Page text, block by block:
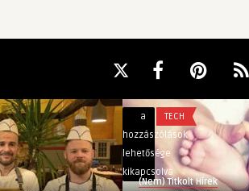
Alkoss
kiváló
képeket
a
kedvencedről
a
hozzászólások
lehetősége
kikapcsolva
TECH
(Nem) Titkolt Hírek